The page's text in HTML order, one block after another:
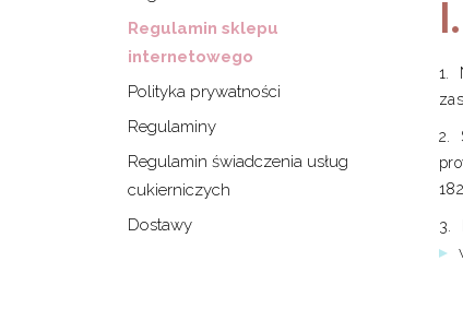
Regulamin sklepu
internetowego
Polityka prywatności
Regulaminy
Regulamin świadczenia usług
cukierniczych
Dostawy